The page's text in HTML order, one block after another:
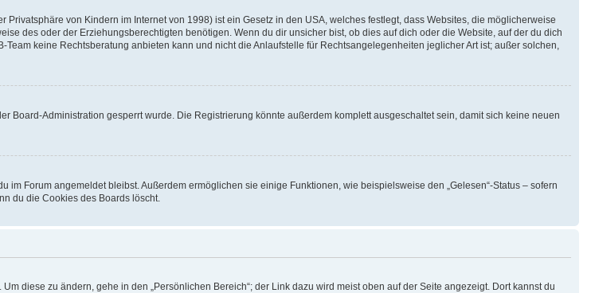
von Kindern im Internet von 1998) ist ein Gesetz in den USA, welches festlegt, dass Websites, die möglicherweise
des oder der Erziehungsberechtigten benötigen. Wenn du dir unsicher bist, ob dies auf dich oder die Website, auf der du dich
keine Rechtsberatung anbieten kann und nicht die Anlaufstelle für Rechtsangelegenheiten jeglicher Art ist; außer solchen,
Board-Administration gesperrt wurde. Die Registrierung könnte außerdem komplett ausgeschaltet sein, damit sich keine neuen
im Forum angemeldet bleibst. Außerdem ermöglichen sie einige Funktionen, wie beispielsweise den „Gelesen“-Status – sofern
du die Cookies des Boards löscht.
diese zu ändern, gehe in den „Persönlichen Bereich“; der Link dazu wird meist oben auf der Seite angezeigt. Dort kannst du